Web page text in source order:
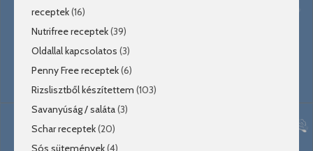
receptek(16)
Nutrifree receptek(39)
Oldallal kapcsolatos (3)
Penny Free receptek(6)
Rizslisztből készítettem (103)
Savanyúság / saláta(3)
Schar receptek(20)